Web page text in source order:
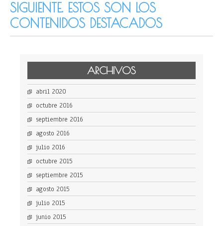
SIGUIENTE. ESTOS SON LOS
CONTENIDOS DESTACADOS
ARCHIVOS
abril 2020
octubre 2016
septiembre 2016
agosto 2016
julio 2016
octubre 2015
septiembre 2015
agosto 2015
julio 2015
junio 2015